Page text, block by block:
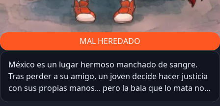
MAL HEREDADO
México es un lugar hermoso manchado de sangre.
Tras perder a su amigo, un joven decide hacer justicia
con sus propias manos... pero la bala que lo mata no
es el final. Ahora, convertido en un espectro